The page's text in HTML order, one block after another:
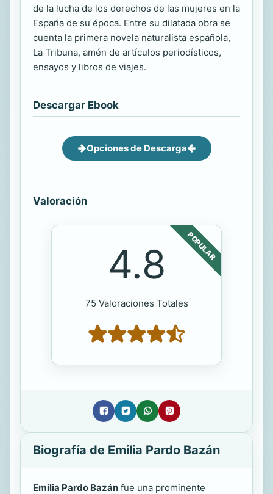
de la lucha de los derechos de las mujeres en la
España de su época. Entre su dilatada obra se
cuenta la primera novela naturalista española,
La Tribuna, amén de artículos periodísticos,
ensayos y libros de viajes.
Descargar Ebook
Opciones de Descarga
Valoración
POPULAR
4.8
75 Valoraciones Totales
Biografía de Emilia Pardo Bazán
Emilia Pardo Bazán fue una prominente